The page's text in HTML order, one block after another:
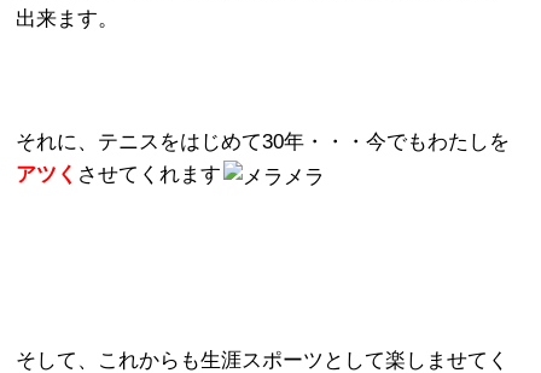
出来ます。
それに、テニスをはじめて30年・・・今でもわたしを
アツ く させてくれます
そして、これからも生涯スポーツとして楽しませてく